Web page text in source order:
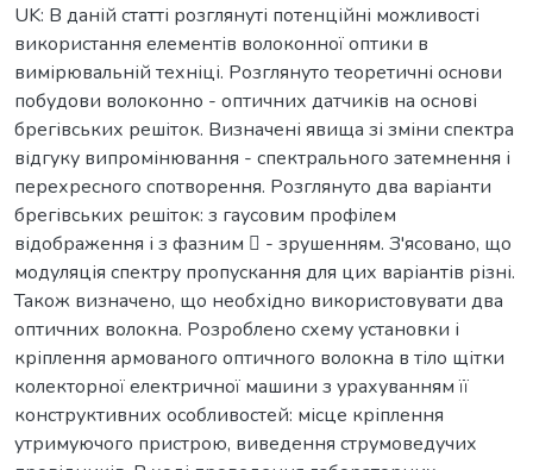
UK: В даній статті розглянуті потенційні можливості
використання елементів волоконної оптики в
вимірювальній техніці. Розглянуто теоретичні основи
побудови волоконно - оптичних датчиків на основі
брегівських решіток. Визначені явища зі зміни спектра
відгуку випромінювання - спектрального затемнення і
перехресного спотворення. Розглянуто два варіанти
брегівських решіток: з гаусовим профілем
відображення і з фазним  - зрушенням. З'ясовано, що
модуляція спектру пропускання для цих варіантів різні.
Також визначено, що необхідно використовувати два
оптичних волокна. Розроблено схему установки і
кріплення армованого оптичного волокна в тіло щітки
колекторної електричної машини з урахуванням її
конструктивних особливостей: місце кріплення
утримуючого пристрою, виведення струмоведучих